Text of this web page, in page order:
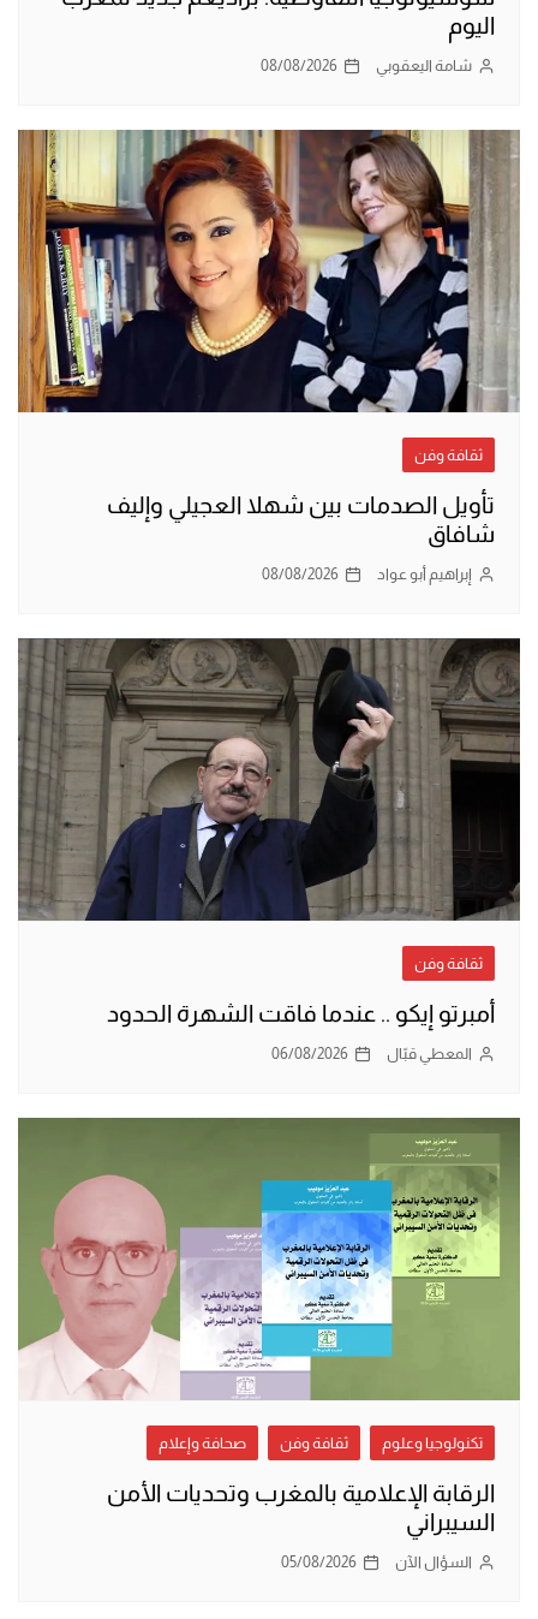
اليوم
شامة اليعقوبي 08/08/2026
ثقافة وفن
تأويل الصدمات بين شهلا العجيلي وإليف
شافاق
إبراهيم أبو عواد 08/08/2026
ثقافة وفن
أمبرتو إيكو .. عندما فاقت الشهرة الحدود
المعطي قبّال 06/08/2026
تكنولوجيا وعلوم ثقافة وفن صحافة وإعلام
الرقابة الإعلامية بالمغرب وتحديات الأمن
السيبراني
السؤال الآن 05/08/2026